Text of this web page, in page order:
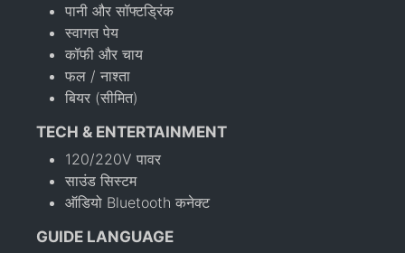
पानी और सॉफ्टड्रिंक
स्वागत पेय
कॉफी और चाय
फल / नाश्ता
बियर (सीमित)
TECH & ENTERTAINMENT
120/220V पावर
साउंड सिस्टम
ऑडियो Bluetooth कनेक्ट
GUIDE LANGUAGE